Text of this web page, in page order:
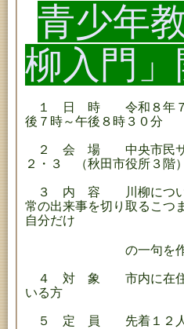
青少年
柳入門
１ 日 時 令和８年７月
後７時～午後８時３０分
２ 会 場 中央市民サ
２・３ （秋田市役所３階）
３ 内 容 川柳について
常の出来事を切り取るこつ
自分だけ
の一句を作り
４ 対 象 市内に在住ま
いる方
５ 定 員 先着１２人